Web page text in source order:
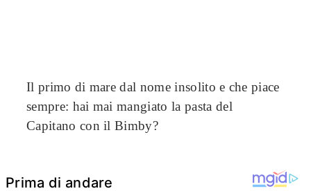
Il primo di mare dal nome insolito e che piace
sempre: hai mai mangiato la pasta del
Capitano con il Bimby?
Prima di andare